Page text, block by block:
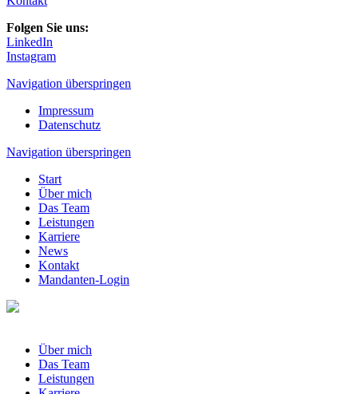
Folgen Sie uns:
LinkedIn
Instagram
Navigation überspringen
Impressum
Datenschutz
Navigation überspringen
Start
Über mich
Das Team
Leistungen
Karriere
News
Kontakt
Mandanten-Login
Über mich
Das Team
Leistungen